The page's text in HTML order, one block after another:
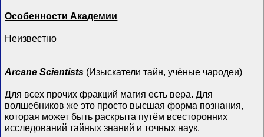
Особенности Академии
Неизвестно
Arcane Scientists (Изыскатели тайн, учёные чародеи)
Для всех прочих фракций магия есть вера. Для
волшебников же это просто высшая форма познания,
которая может быть раскрыта путём всесторонних
исследований тайных знаний и точных наук.